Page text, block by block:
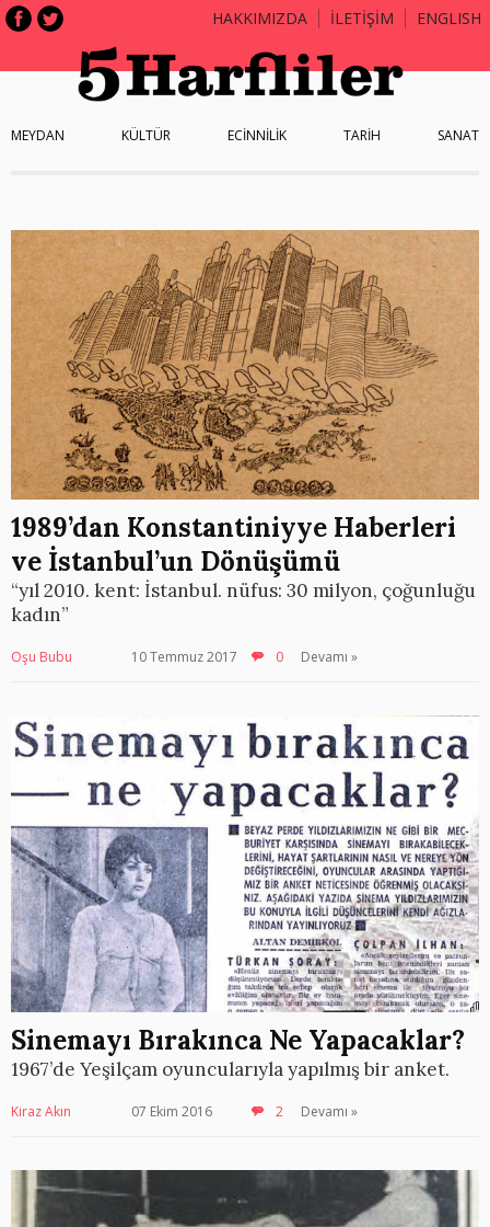
HAKKIMIZDA İLETİŞİM ENGLISH
MEYDAN KÜLTÜR ECİNNİLİK TARİH SANAT
1989’dan Konstantiniyye Haberleri
ve İstanbul’un Dönüşümü
“yıl 2010. kent: İstanbul. nüfus: 30 milyon, çoğunluğu
kadın”
Oşu Bubu 10 Temmuz 2017 0 Devamı »
Sinemayı Bırakınca Ne Yapacaklar?
1967’de Yeşilçam oyuncularıyla yapılmış bir anket.
Kiraz Akın 07 Ekim 2016 2 Devamı »